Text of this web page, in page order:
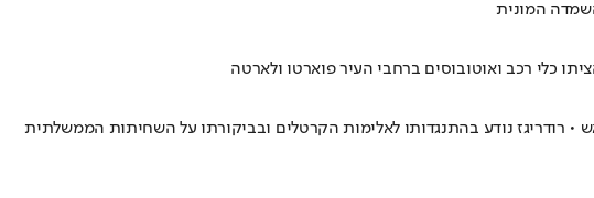
המונית
כלי רכב ואוטובוסים ברחבי העיר פוארטו ולארטה
• רודריגז נודע בהתנגדותו לאלימות הקרטלים ובביקורתו על השחיתות הממשלתית